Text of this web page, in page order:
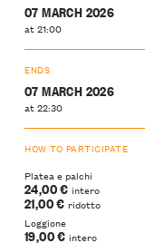
07 MARCH 2026
at 21:00
ENDS
07 MARCH 2026
at 22:30
HOW TO PARTICIPATE
Platea e palchi
24,00 € intero
21,00 € ridotto
Loggione
19,00 € intero